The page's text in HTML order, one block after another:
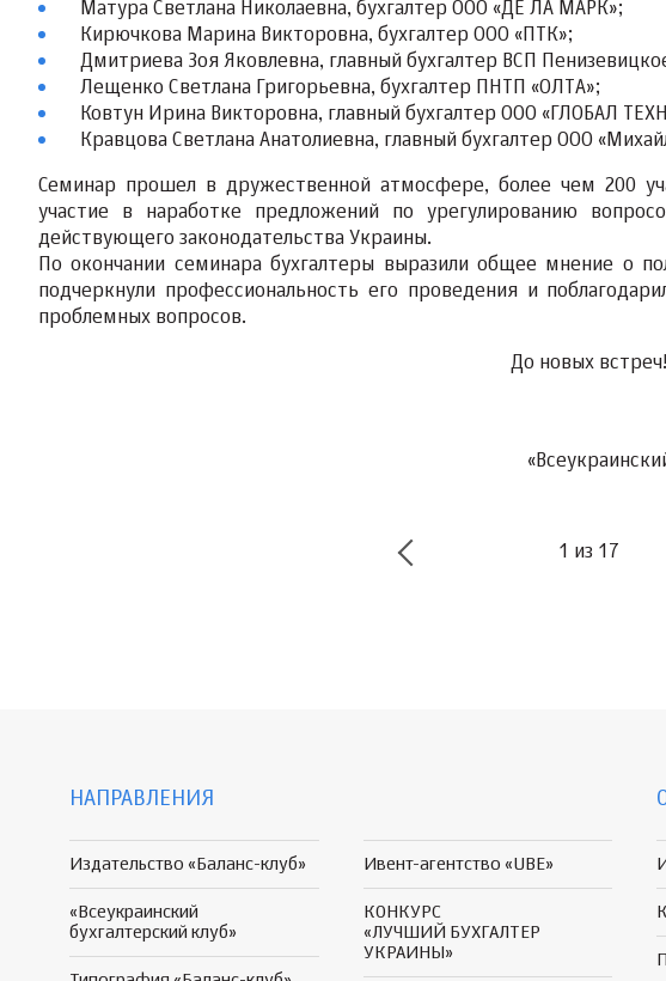
Матура Светлана Николаевна, бухгалтер ООО «ДЕ ЛА МАРК»;
Кирючкова Марина Викторовна, бухгалтер ООО «ПТК»;
Дмитриева Зоя Яковлевна, главный бухгалтер ВСП
Лещенко Светлана Григорьевна, бухгалтер ПНТП «ОЛТА»;
Ковтун Ирина Викторовна, главный бухгалтер ООО «ГЛОБАЛ
Кравцова Светлана Анатолиевна, главный бухгалтер ООО
Семинар прошел в дружественной атмосфере, более чем 200
участие в наработке предложений по урегулированию
действующего законодательства Украины.
По окончании семинара бухгалтеры выразили общее мнение о
подчеркнули профессиональность его проведения и
проблемных вопросов.
До новых встреч!
1 из 17
НАПРАВЛЕНИЯ
Издательство «Баланс-клуб»
«Всеукраинский
бухгалтерский клуб»
Ивент-агентство «UBE»
КОНКУРС
«ЛУЧШИЙ БУХГАЛТЕР
УКРАИНЫ»